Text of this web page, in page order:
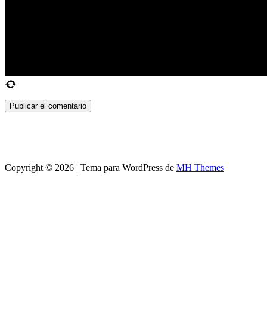
Copyright © 2026 | Tema para WordPress de MH Themes